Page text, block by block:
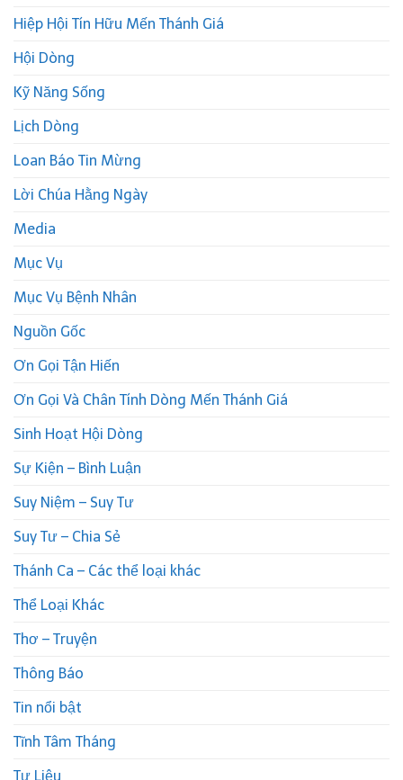
Hiệp Hội Tín Hữu Mến Thánh Giá
Hội Dòng
Kỹ Năng Sống
Lịch Dòng
Loan Báo Tin Mừng
Lời Chúa Hằng Ngày
Media
Mục Vụ
Mục Vụ Bệnh Nhân
Nguồn Gốc
Ơn Gọi Tận Hiến
Ơn Gọi Và Chân Tính Dòng Mến Thánh Giá
Sinh Hoạt Hội Dòng
Sự Kiện – Bình Luận
Suy Niệm – Suy Tư
Suy Tư – Chia Sẻ
Thánh Ca – Các thể loại khác
Thể Loại Khác
Thơ – Truyện
Thông Báo
Tin nổi bật
Tĩnh Tâm Tháng
Tư Liệu